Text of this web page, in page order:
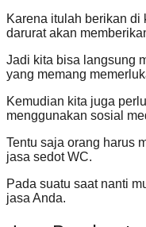
Karena itulah berikan di
darurat akan
Jadi kita bisa langsung
yang memang
Kemudian kita juga
menggunakan sosial
Tentu saja orang harus
jasa sedot WC.
Pada suatu saat nanti
jasa Anda.